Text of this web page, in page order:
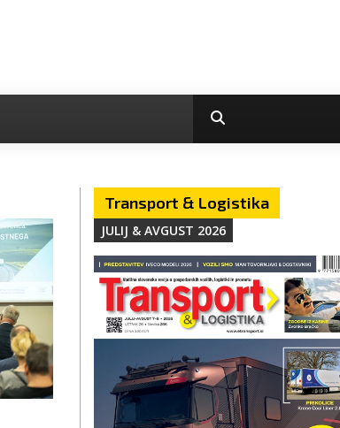
Transport & Logistika
JULIJ & AVGUST 2026